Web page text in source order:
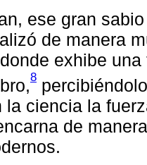
ese gran
de manera
exhibe
8
la ciencia la
de